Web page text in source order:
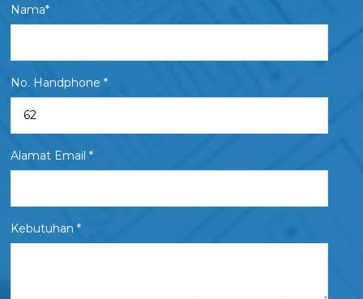
Nama*
No. Handphone *
Alamat Email *
Kebutuhan *